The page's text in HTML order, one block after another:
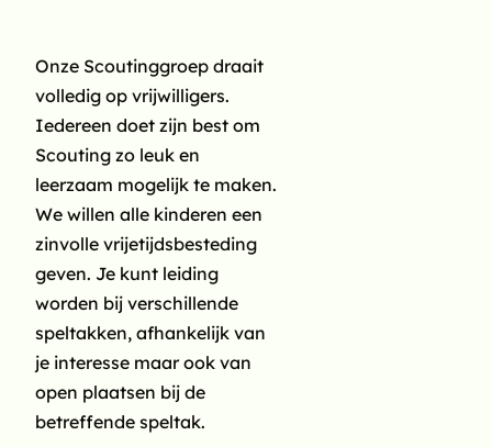
en niet zomaar langs te
komen tijdens een opkomst.
Soms zijn we er niet en dat
zou dan alleen maar een
teleurstelling zijn.
Jouw gegevens
Vul hieronder jouw
persoonlijke gegevens
in. Met deze gegevens
schrijven we je in als lid
van Scouting. Verderop
kun je eventueel
Onze Scoutinggroep draait
volledig op vrijwilligers.
Iedereen doet zijn best om
Scouting zo leuk en
leerzaam mogelijk te maken.
We willen alle kinderen een
zinvolle vrijetijdsbesteding
geven. Je kunt leiding
worden bij verschillende
speltakken, afhankelijk van
je interesse maar ook van
open plaatsen bij de
betreffende speltak.